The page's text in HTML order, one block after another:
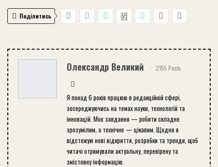
Поділитись
Олександр Великий 2155 Posts
Я понад 6 років працюю в редакційній сфері,
зосереджуючись на темах науки, технологій та
інновацій. Моє завдання — робити складне
зрозумілим, а технічне — цікавим. Щодня я
відстежую нові відкриття, розробки та тренди, щоб
читачі отримували актуальну, перевірену та
змістовну інформацію.